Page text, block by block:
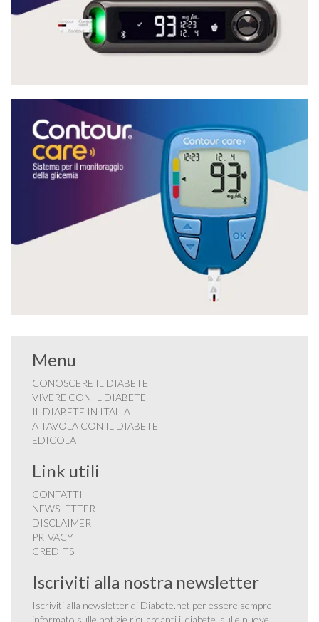
Menu
CONOSCERE IL DIABETE
VIVERE CON IL DIABETE
IL DIABETE IN ITALIA
A TAVOLA CON IL DIABETE
EDICOLA
Link utili
CONTATTI
NEWSLETTER
DISCLAIMER
PRIVACY
CREDITS
Iscriviti alla nostra newsletter
Iscriviti alla newsletter di Diabete.net per essere sempre
informato sulle notizie riguardanti il diabete, sulle nuove